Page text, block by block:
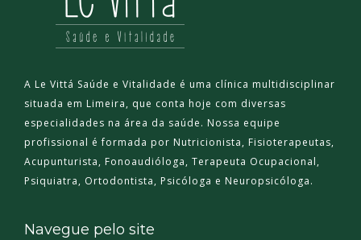
A Le Vittá Saúde e Vitalidade é uma clínica multidisciplinar
situada em Limeira, que conta hoje com diversas
especialidades na área da saúde. Nossa equipe
profissional é formada por Nutricionista, Fisioterapeutas,
Acupunturista, Fonoaudióloga, Terapeuta Ocupacional,
Psiquiatra, Ortodontista, Psicóloga e Neuropsicóloga.
Navegue pelo site